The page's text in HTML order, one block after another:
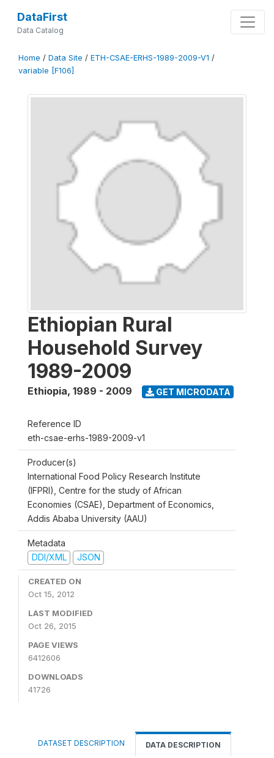
DataFirst
Data Catalog
Home / Data Site / ETH-CSAE-ERHS-1989-2009-V1 /
variable [F106]
Ethiopian Rural
Household Survey
1989-2009
Ethiopia, 1989 - 2009 GET MICRODATA
Reference ID
eth-csae-erhs-1989-2009-v1
Producer(s)
International Food Policy Research Institute
(IFPRI), Centre for the study of African
Economies (CSAE), Department of Economics,
Addis Ababa University (AAU)
Metadata
DDI/XML
JSON
CREATED ON
Oct 15, 2012
LAST MODIFIED
Oct 26, 2015
PAGE VIEWS
6412606
DOWNLOADS
41726
DATASET DESCRIPTION DATA DESCRIPTION